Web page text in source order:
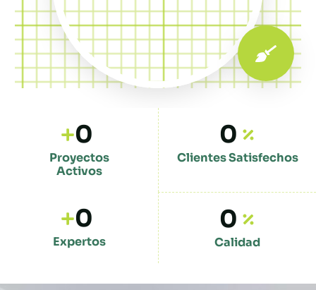
0
Proyectos
Activos
0
Clientes Satisfechos
0
Expertos
0
Calidad